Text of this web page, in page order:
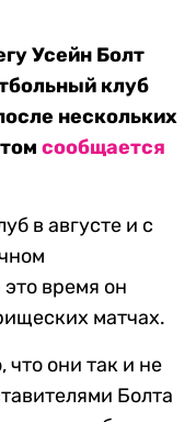
Усейн Болт
клуб
нескольких
сообщается
в августе и с
время он
матчах.
что они так и не
Болта